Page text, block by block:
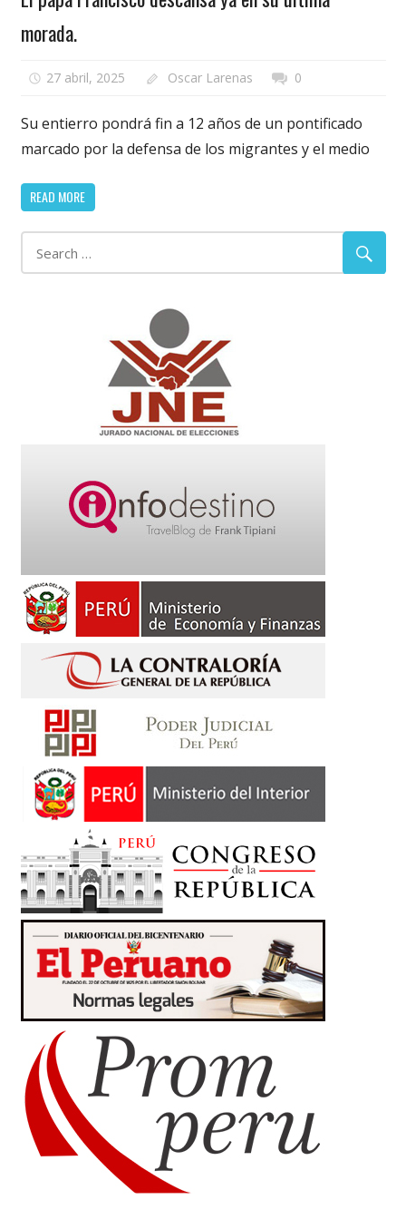
morada.
27 abril, 2025 Oscar Larenas 0
Su entierro pondrá fin a 12 años de un pontificado
marcado por la defensa de los migrantes y el medio
READ MORE